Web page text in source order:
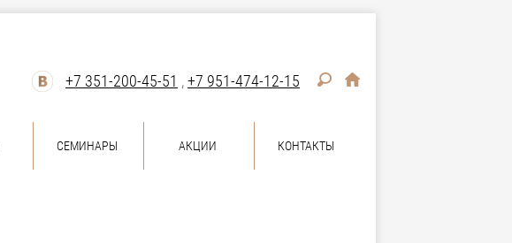
+7 351-200-45-51 ,+7 951-474-12-15
СЕМИНАРЫ АКЦИИ КОНТАКТЫ